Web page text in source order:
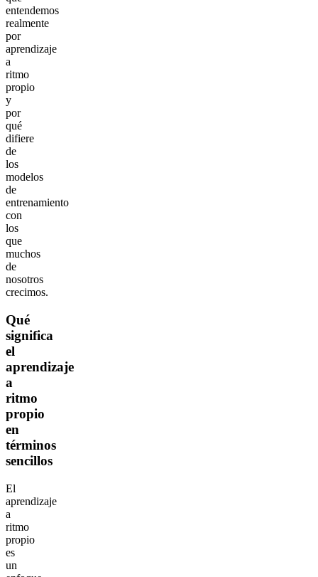
entendemos
realmente
por
aprendizaje
a
ritmo
propio
y
por
qué
difiere
de
los
modelos
de
entrenamiento
con
los
que
muchos
de
nosotros
crecimos.
Qué
significa
el
aprendizaje
a
ritmo
propio
en
términos
sencillos
El
aprendizaje
a
ritmo
propio
es
un